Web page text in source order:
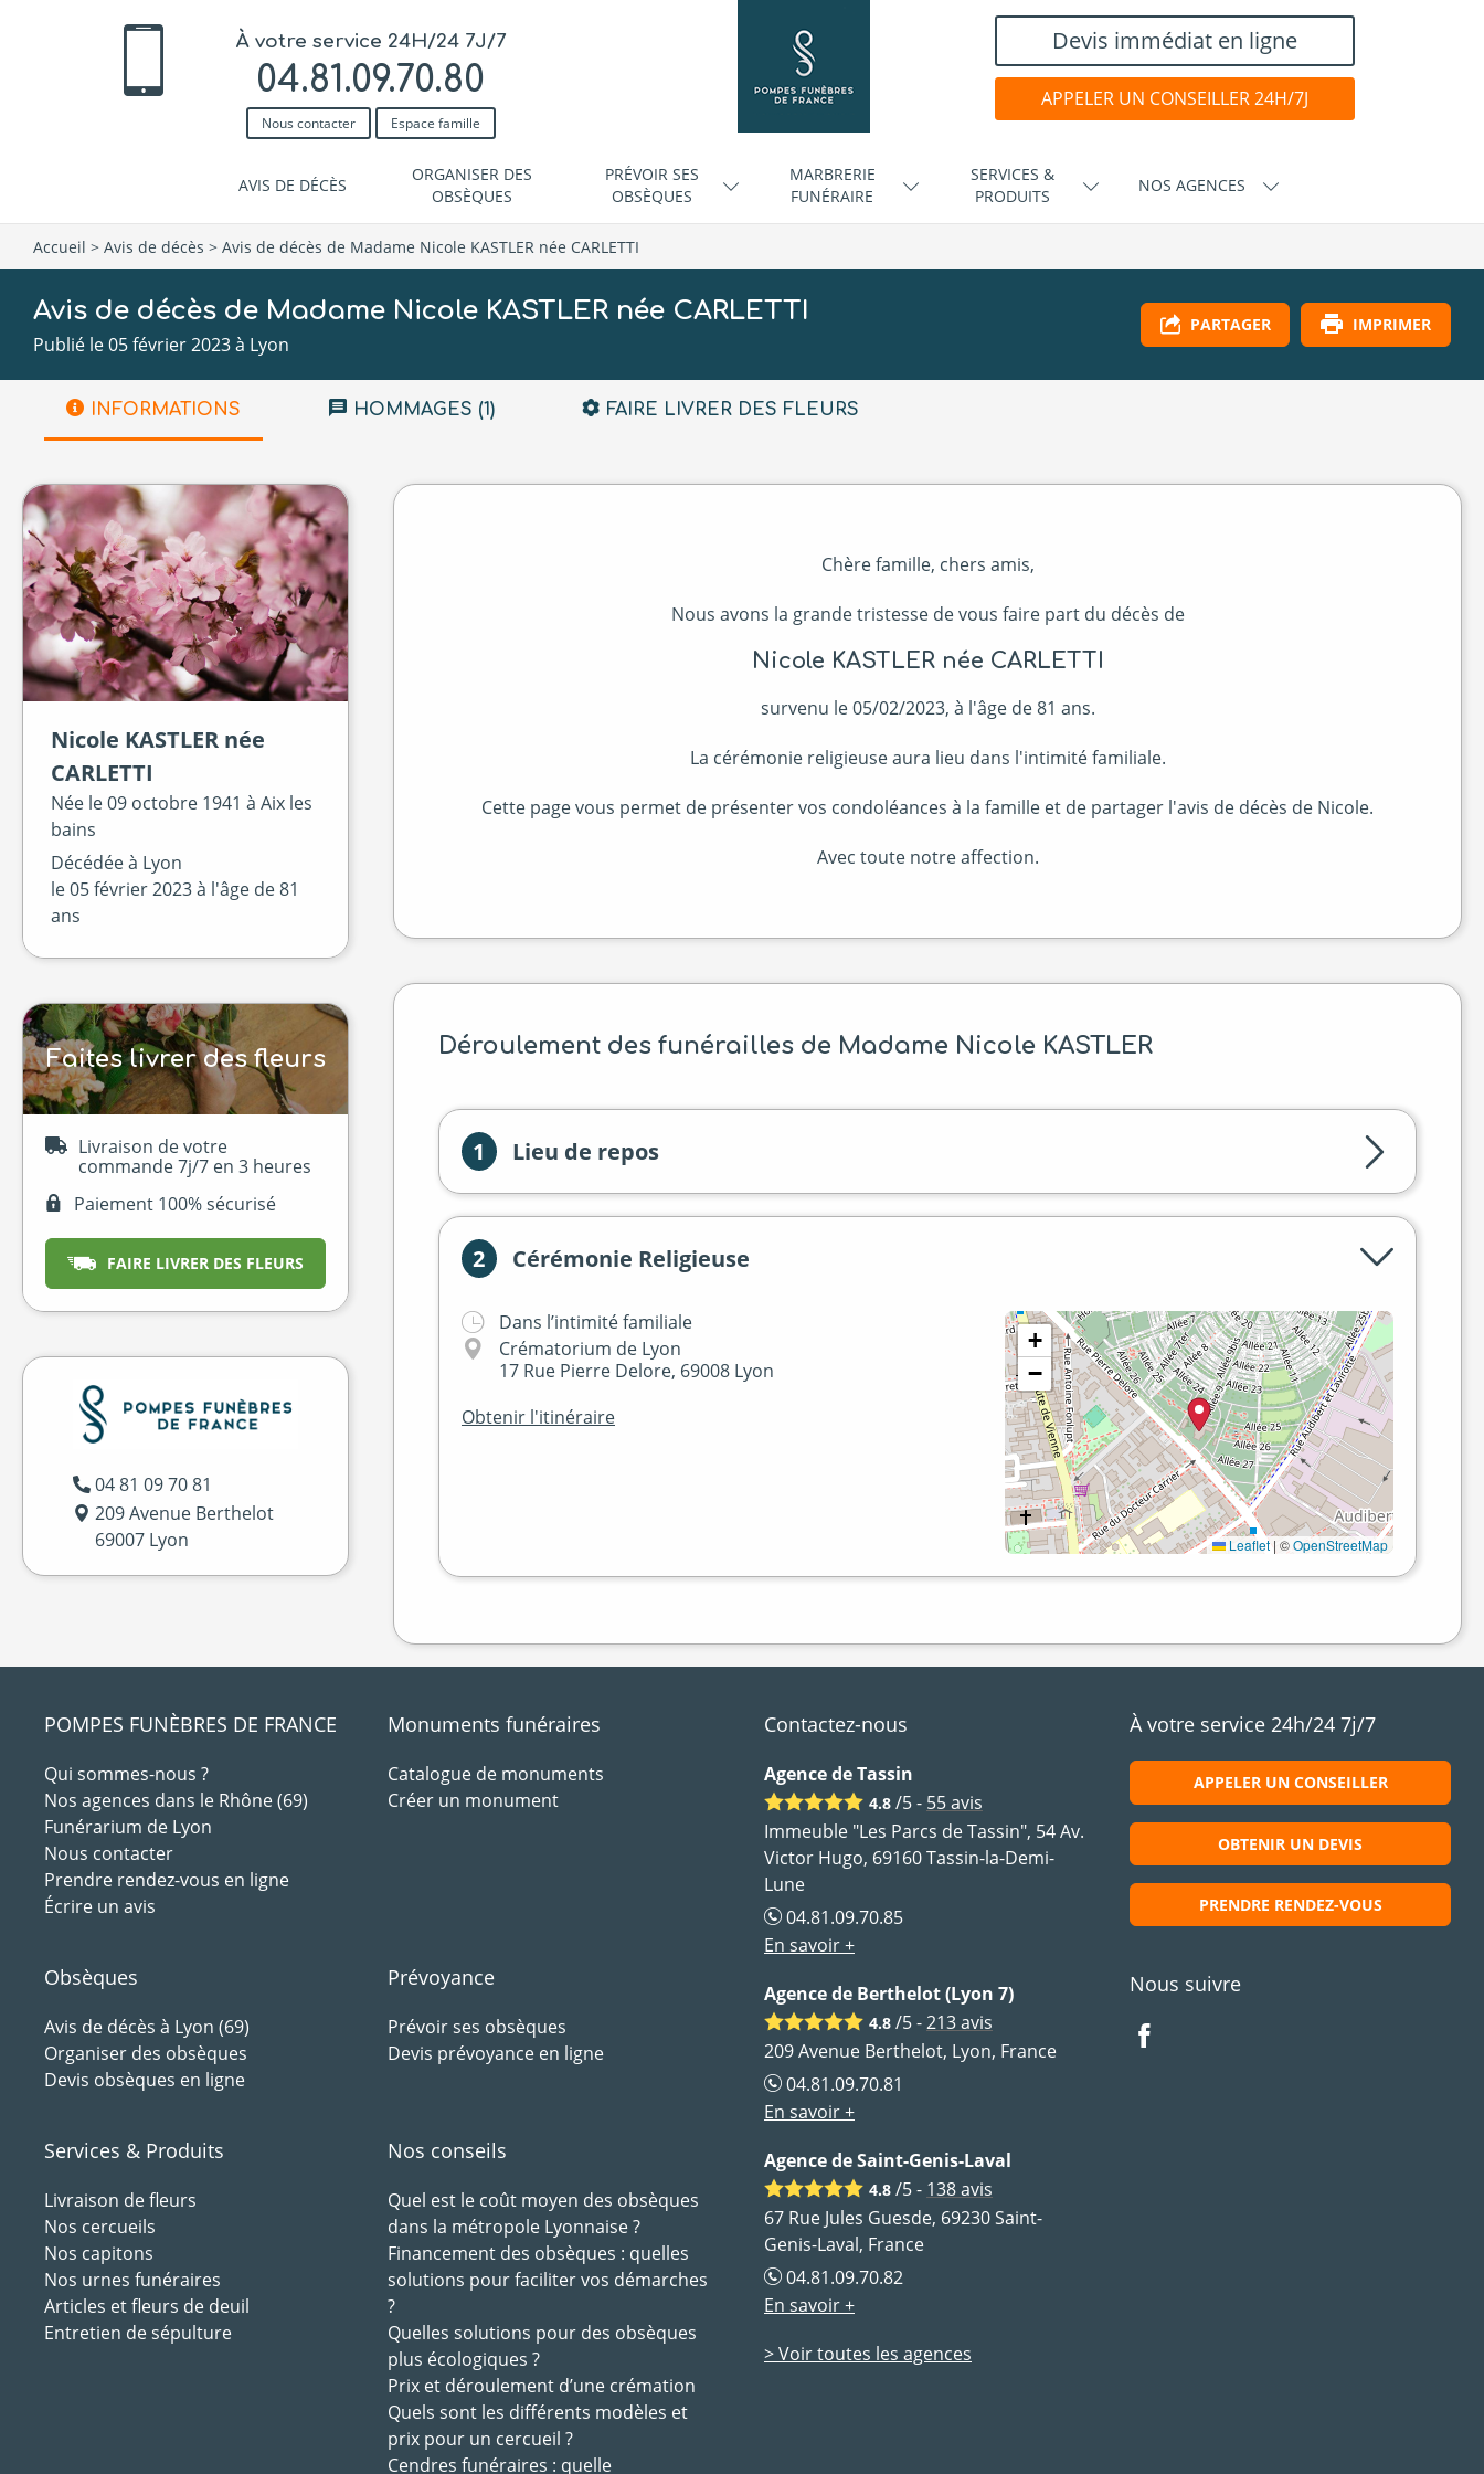
À votre service 24H/24 7J/7
04.81.09.70.80
Nous contacter Espace famille
Devis immédiat en ligne
APPELER UN CONSEILLER 24H/7J
AVIS DE DÉCÈS
ORGANISER DES
OBSÈQUES
PRÉVOIR SES
OBSÈQUES
MARBRERIE
FUNÉRAIRE
SERVICES &
PRODUITS
NOS AGENCES
Accueil > Avis de décès > Avis de décès de Madame Nicole KASTLER née CARLETTI
Avis de décès de Madame Nicole KASTLER née CARLETTI
Publié le 05 février 2023 à Lyon
PARTAGER IMPRIMER
INFORMATIONS HOMMAGES (1) FAIRE LIVRER DES FLEURS
Nicole KASTLER née
CARLETTI
Née le09 octobre 1941 à Aix les
bains
Décédée à Lyon
le05 février 2023à l'âge de 81
ans
Faites livrer des fleurs
Livraison de votre
commande 7j/7 en 3 heures
Paiement 100% sécurisé
FAIRE LIVRER DES FLEURS
04 81 09 70 81
209 Avenue Berthelot
69007 Lyon
Chère famille, chers amis,
Nous avons la grande tristesse de vous faire part du décès de
Nicole KASTLER née CARLETTI
survenu le 05/02/2023, à l'âge de 81 ans.
La cérémonie religieuse aura lieu dans l'intimité familiale.
Cette page vous permet de présenter vos condoléances à la famille et de partager l'avis de décès de Nicole.
Avec toute notre affection.
Déroulement des funérailles de Madame Nicole KASTLER
1 Lieu de repos
2 Cérémonie Religieuse
Dans l’intimité familiale
Crématorium de Lyon
17 Rue Pierre Delore, 69008 Lyon
Obtenir l'itinéraire
+
−
Leaflet| ©OpenStreetMap
POMPES FUNÈBRES DE FRANCE
Qui sommes-nous ?
Nos agences dans le Rhône (69)
Funérarium de Lyon
Nous contacter
Prendre rendez-vous en ligne
Écrire un avis
Monuments funéraires
Catalogue de monuments
Créer un monument
Obsèques
Avis de décès à Lyon (69)
Organiser des obsèques
Devis obsèques en ligne
Prévoyance
Prévoir ses obsèques
Devis prévoyance en ligne
Services & Produits
Livraison de fleurs
Nos cercueils
Nos capitons
Nos urnes funéraires
Articles et fleurs de deuil
Entretien de sépulture
Nos conseils
Quel est le coût moyen des obsèques
dans la métropole Lyonnaise ?
Financement des obsèques : quelles
solutions pour faciliter vos démarches
?
Quelles solutions pour des obsèques
plus écologiques ?
Prix et déroulement d’une crémation
Quels sont les différents modèles et
prix pour un cercueil ?
Cendres funéraires : quelle
Contactez-nous
Agence de Tassin
4.8 /5 - 55avis
Immeuble "Les Parcs de Tassin", 54 Av.
Victor Hugo, 69160 Tassin-la-Demi-
Lune
04.81.09.70.85
En savoir +
Agence de Berthelot (Lyon 7)
4.8 /5 -213avis
209 Avenue Berthelot, Lyon, France
04.81.09.70.81
En savoir +
Agence de Saint-Genis-Laval
4.8 /5 - 138avis
67 Rue Jules Guesde, 69230 Saint-
Genis-Laval, France
04.81.09.70.82
En savoir +
> Voir toutes les agences
À votre service 24h/24 7j/7
APPELER UN CONSEILLER
OBTENIR UN DEVIS
PRENDRE RENDEZ-VOUS
Nous suivre